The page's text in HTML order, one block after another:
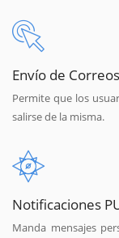
Envío de Correos
Permite que los
salirse de la misma.
Notificaciones
Manda mensajes